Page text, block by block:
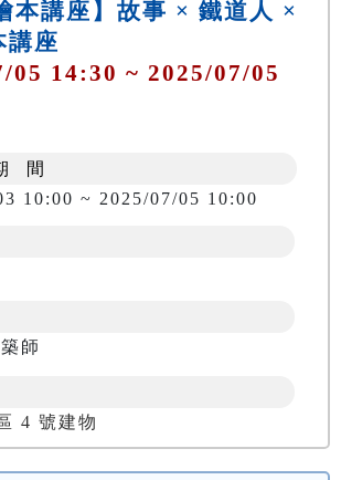
本講座】故事 × 鐵道人 ×
講座
05 14:30 ~ 2025/07/05
間
10:00 ~ 2025/07/05 10:00
師
4 號建物